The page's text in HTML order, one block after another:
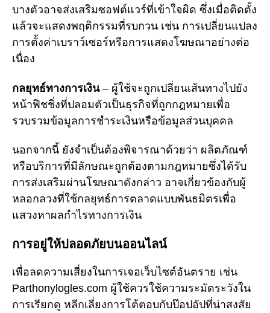
บางตัวอาจส่งเสริมซอฟต์แวร์ที่เข้าใจผิด ซึ่งเมื่อติดตั้ง
แล้วจะแสดงพฤติกรรมที่รบกวน เช่น การเปลี่ยนแปลง
การตั้งค่าเบราว์เซอร์หรือการแสดงโฆษณาอย่างต่อ
เนื่อง
กลยุทธ์ทางการเงิน– ผู้ใช้จะถูกเปลี่ยนเส้นทางไปยัง
หน้าฟิชชิ่งที่ปลอมตัวเป็นธุรกิจที่ถูกกฎหมายเพื่อ
รวบรวมข้อมูลการชำระเงินหรือข้อมูลส่วนบุคคล
นอกจากนี้ ยังจำเป็นต้องพิจารณาด้วยว่า ผลิตภัณฑ์
หรือบริการที่มีลักษณะถูกต้องตามกฎหมายซึ่งได้รับ
การส่งเสริมผ่านโฆษณาดังกล่าว อาจเกี่ยวข้องกับผู้
หลอกลวงที่ใช้กลยุทธ์การตลาดแบบพันธมิตรเพื่อ
แสวงหาผลกำไรทางการเงิน
การอยู่ให้ปลอดภัยบนออนไลน์
เพื่อลดความเสี่ยงในการเจอเว็บไซต์อันตราย เช่น
Parthonylogles.com ผู้ใช้ควรใช้ความระมัดระวังใน
การเรียกดู หลีกเลี่ยงการโต้ตอบกับป๊อปอัปที่น่าสงสัย